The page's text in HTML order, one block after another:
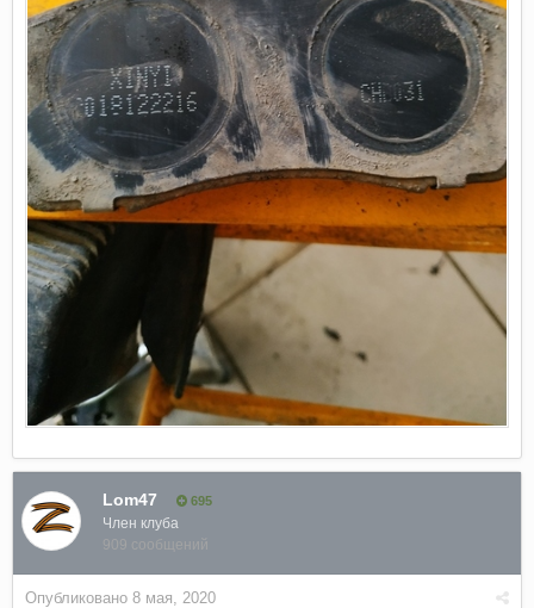
Lom47 695
Член клуба
909 сообщений
Опубликовано 8 мая, 2020